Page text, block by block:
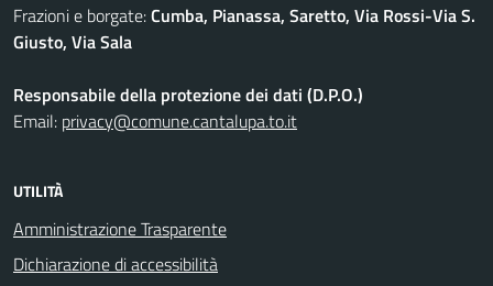
Frazioni e borgate:Cumba, Pianassa, Saretto, Via Rossi-Via S.
Giusto, Via Sala
Responsabile della protezione dei dati (D.P.O.)
Email: privacy@comune.cantalupa.to.it
UTILITÀ
Amministrazione Trasparente
Dichiarazione di accessibilità